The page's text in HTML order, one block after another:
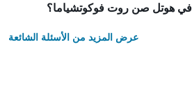
في هوتل صن روت فوكوتشياما؟
عرض المزيد من الأسئلة الشائعة